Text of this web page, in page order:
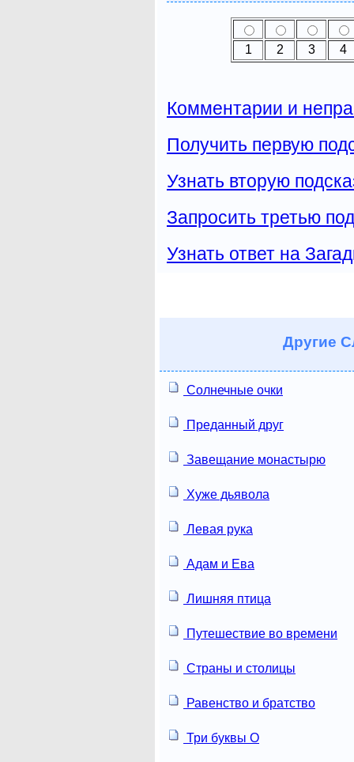
1 2 3 4
Комментарии и
Получить первую
Узнать вторую
Запросить третью
Узнать ответ на
Другие
Солнечные очки
Преданный друг
Завещание монастырю
Хуже дьявола
Левая рука
Адам и Ева
Лишняя птица
Путешествие во времени
Страны и столицы
Равенство и братство
Три буквы О